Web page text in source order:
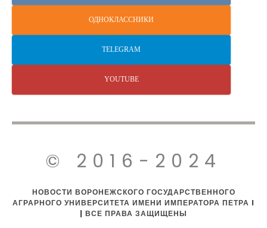
ОДНОКЛАССНИКИ
TELEGRAM
YOUTUBE
© 2016-2024
НОВОСТИ ВОРОНЕЖСКОГО ГОСУДАРСТВЕННОГО
АГРАРНОГО УНИВЕРСИТЕТА ИМЕНИ ИМПЕРАТОРА ПЕТРА I
| ВСЕ ПРАВА ЗАЩИЩЕНЫ